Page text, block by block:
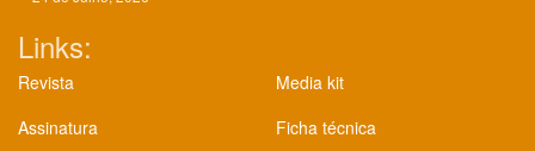
Links:
Revista
Assinatura
Media kit
Ficha técnica